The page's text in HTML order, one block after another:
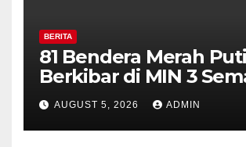
BERITA
81 Bendera Merah
Berkibar di MIN 3
Bhabinkamtibmas
Timpik Hadiri
HUT ke-81
AUGUST 5, 2026 ADMIN